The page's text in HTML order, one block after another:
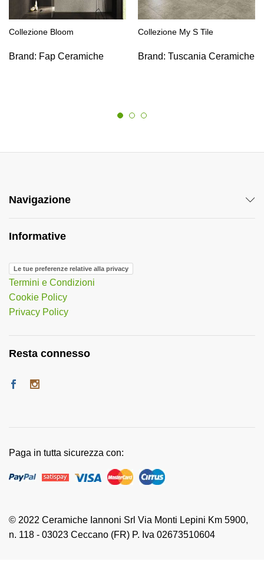
Collezione Bloom
Brand: Fap Ceramiche
Collezione My S Tile
Brand: Tuscania Ceramiche
Navigazione
Informative
Le tue preferenze relative alla privacy
Termini e Condizioni
Cookie Policy
Privacy Policy
Resta connesso
© 2022 Ceramiche Iannoni Srl Via Monti Lepini Km 5900,
n. 118 - 03023 Ceccano (FR) P. Iva 02673510604
Paga in tutta sicurezza con: